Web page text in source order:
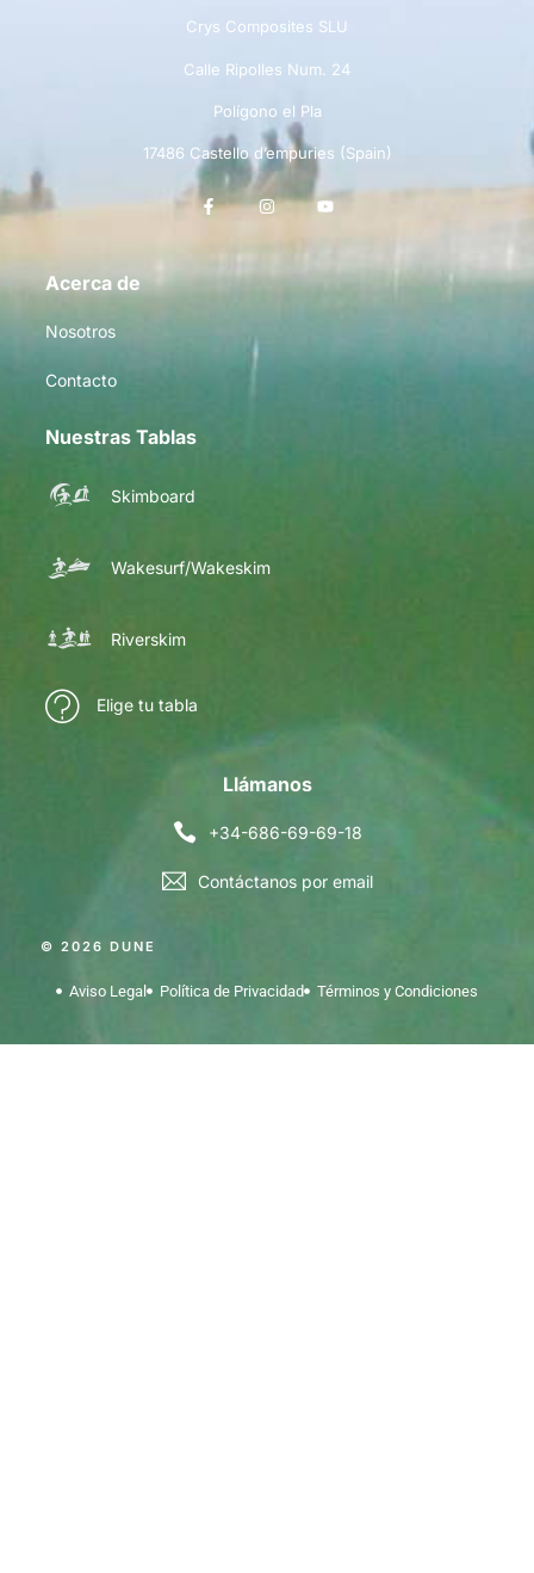
Crys Composites SLU
Calle Ripolles Num. 24
Polígono el Pla
17486 Castello d’empuries (Spain)
Acerca de
Nosotros
Contacto
Nuestras Tablas
Skimboard
Wakesurf/Wakeskim
Riverskim
Elige tu tabla
Llámanos
+34-686-69-69-18
Contáctanos por email
© 2026 DUNE
Aviso Legal Política de Privacidad Términos y Condiciones